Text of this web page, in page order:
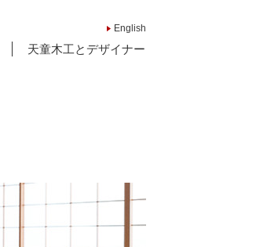
English
天童木工とデザイナー